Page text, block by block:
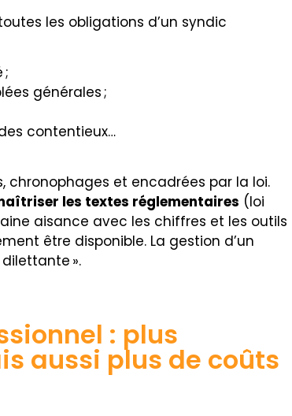
les obligations d’un syndic
;
générales ;
contentieux…
et encadrées par la loi.
les textes réglementaires (loi
aisance avec les chiffres et les outils
être disponible. La gestion d’un
».
: plus
aussi plus de coûts